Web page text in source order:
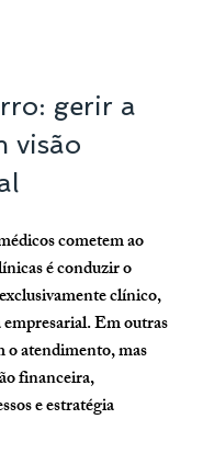
gerir a
visão
cometem ao
é conduzir o
clínico,
Em outras
o atendimento, mas
financeira,
e estratégia